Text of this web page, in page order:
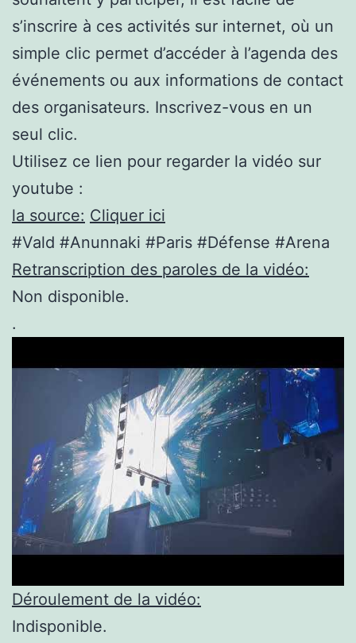
s’inscrire à ces activités sur internet, où un
simple clic permet d’accéder à l’agenda des
événements ou aux informations de contact
des organisateurs. Inscrivez-vous en un
seul clic.
Utilisez ce lien pour regarder la vidéo sur
youtube :
la source: Cliquer ici
#Vald #Anunnaki #Paris #Défense #Arena
Retranscription des paroles de la vidéo:
Non disponible.
.
Déroulement de la vidéo:
Indisponible.